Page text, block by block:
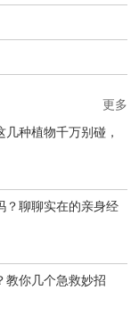
种植物千万别碰，
？聊聊实在的亲身经
教你几个急救妙招
更多